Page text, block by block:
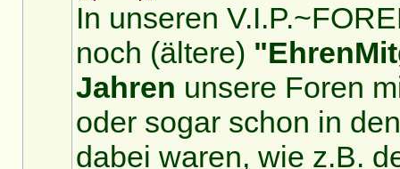
In unseren
noch (ältere)
Jahren unsere Foren
oder sogar schon in
dabei waren, wie z.B.